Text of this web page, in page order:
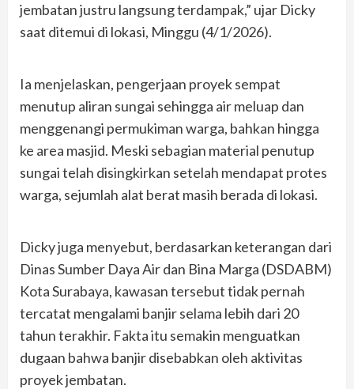
jembatan justru langsung terdampak,” ujar Dicky
saat ditemui di lokasi, Minggu (4/1/2026).
Ia menjelaskan, pengerjaan proyek sempat
menutup aliran sungai sehingga air meluap dan
menggenangi permukiman warga, bahkan hingga
ke area masjid. Meski sebagian material penutup
sungai telah disingkirkan setelah mendapat protes
warga, sejumlah alat berat masih berada di lokasi.
Dicky juga menyebut, berdasarkan keterangan dari
Dinas Sumber Daya Air dan Bina Marga (DSDABM)
Kota Surabaya, kawasan tersebut tidak pernah
tercatat mengalami banjir selama lebih dari 20
tahun terakhir. Fakta itu semakin menguatkan
dugaan bahwa banjir disebabkan oleh aktivitas
proyek jembatan.